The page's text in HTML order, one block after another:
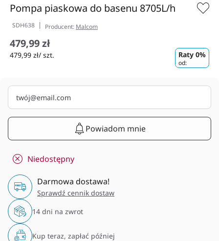
Pompa piaskowa do basenu 8705L/h
SDH638 Producent: Malcom
479,99 zł
479,99 zł/ szt. Raty 0%
od:
Powiadom mnie
Niedostępny
Darmowa dostawa!
Sprawdź cennik dostaw
14 dni na zwrot
Kup teraz, zapłać później